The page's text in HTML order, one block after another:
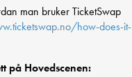
man bruker TicketSwap
how-does-it-
på Hovedscenen: